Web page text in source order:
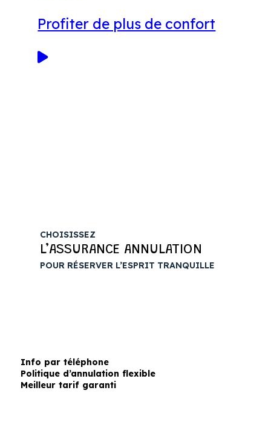
Profiter de plus de confort
CHOISISSEZ
L’ASSURANCE ANNULATION
POUR RÉSERVER L’ESPRIT TRANQUILLE
Info par téléphone
Politique d’annulation flexible
Meilleur tarif garanti